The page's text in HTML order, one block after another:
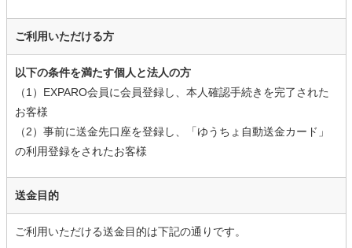
ご利用いただける方
以下の条件を満たす個人と法人の方
（1）EXPARO会員に会員登録し、本人確認手続きを完了された
お客様
（2）事前に送金先口座を登録し、「ゆうちょ自動送金カード」
の利用登録をされたお客様
送金目的
ご利用いただける送金目的は下記の通りです。